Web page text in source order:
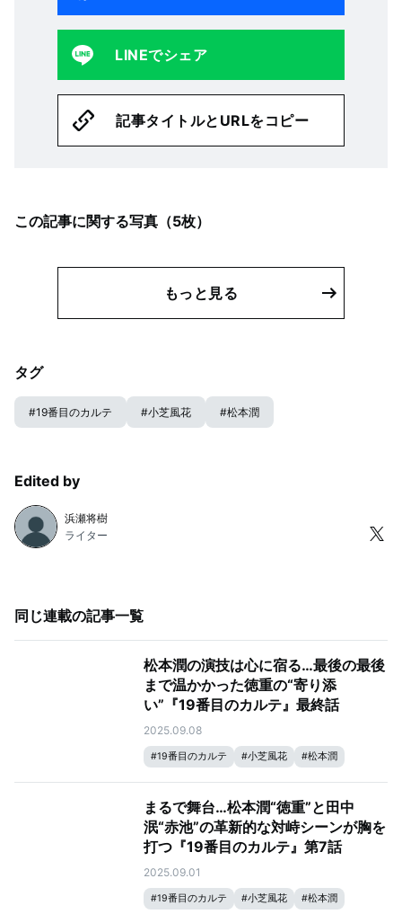
LINEでシェア
記事タイトルとURLをコピー
この記事に関する写真（5枚）
もっと見る
タグ
#19番目のカルテ #小芝風花 #松本潤
Edited by
浜瀬将樹
ライター
同じ連載の記事一覧
松本潤の演技は心に宿る…最後の最後
まで温かかった徳重の“寄り添
い”『19番目のカルテ』最終話
2025.09.08
#19番目のカルテ #小芝風花 #松本潤
まるで舞台…松本潤“徳重”と田中
泯“赤池”の革新的な対峙シーンが胸を
打つ『19番目のカルテ』第7話
2025.09.01
#19番目のカルテ #小芝風花 #松本潤